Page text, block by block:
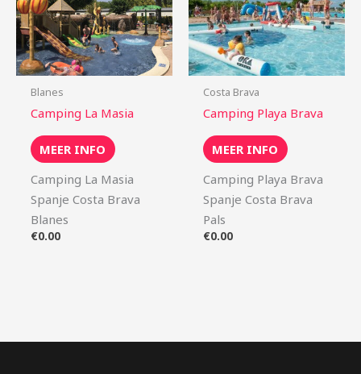
Blanes
Camping La Masia
MEER INFO
Camping La Masia
Spanje Costa Brava
Blanes
€0.00
Costa Brava
Camping Playa Brava
MEER INFO
Camping Playa Brava
Spanje Costa Brava
Pals
€0.00